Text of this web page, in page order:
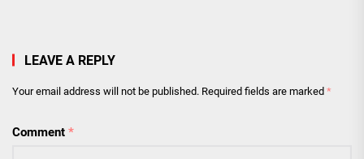
LEAVE A REPLY
Your email address will not be published. Required fields are marked *
Comment *